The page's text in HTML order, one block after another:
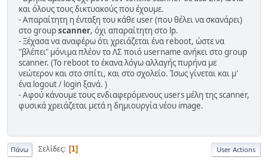
και όλους τους δικτυακούς που έχουμε.
- Απαραίτητη η ένταξη του κάθε user (που θέλει να σκανάρει)
στο groupscanner, όχι απαραίτητη στο lp.
- Ξέχασα να αναφέρω ότι χρειάζεται ένα reboot, ώστε να
"βλέπει" μόνιμα πλέον το ΛΣ ποιό username ανήκει στο group
scanner. (Το reboot το έκανα λόγω αλλαγής πυρήνα με
νεώτερον και στο σπίτι, και στο σχολείο. Ίσως γίνεται και μ'
ένα logout / login ξανά. )
- Αφού κάνουμε τους ενδιαφερόμενους users μέλη της scanner,
φυσικά χρειάζεται μετά η δημιουργία νέου image.
Πάνω Σελίδες 1 User Actions